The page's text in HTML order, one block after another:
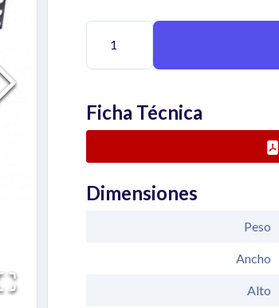
Ficha Técnica
Dimensiones
Peso
Ancho
Alto